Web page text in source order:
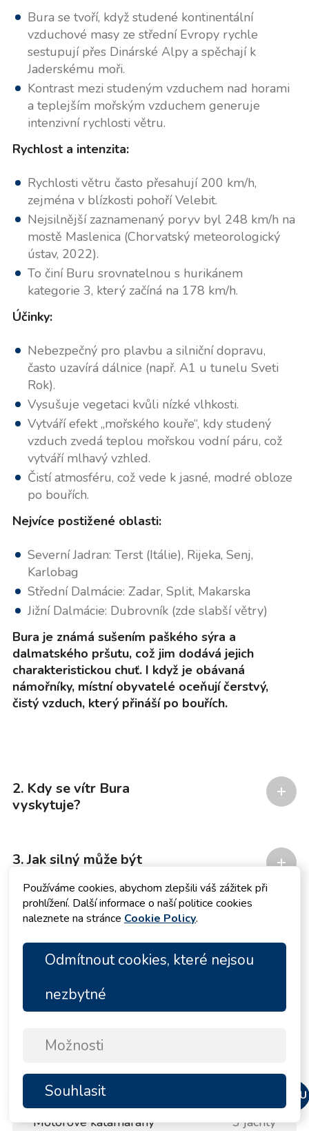
Bura se tvoří, když studené kontinentální
vzduchové masy ze střední Evropy rychle
sestupují přes Dinárské Alpy a spěchají k
Jaderskému moři.
Kontrast mezi studeným vzduchem nad horami
a teplejším mořským vzduchem generuje
intenzivní rychlosti větru.
Rychlost a intenzita:
Rychlosti větru často přesahují 200 km/h,
zejména v blízkosti pohoří Velebit.
Nejsilnější zaznamenaný poryv byl 248 km/h na
mostě Maslenica (Chorvatský meteorologický
ústav, 2022).
To činí Buru srovnatelnou s hurikánem
kategorie 3, který začíná na 178 km/h.
Účinky:
Nebezpečný pro plavbu a silniční dopravu,
často uzavírá dálnice (např. A1 u tunelu Sveti
Rok).
Vysušuje vegetaci kvůli nízké vlhkosti.
Vytváří efekt „mořského kouře“, kdy studený
vzduch zvedá teplou mořskou vodní páru, což
vytváří mlhavý vzhled.
Čistí atmosféru, což vede k jasné, modré obloze
po bouřích.
Nejvíce postižené oblasti:
Severní Jadran: Terst (Itálie), Rijeka, Senj,
Karlobag
Střední Dalmácie: Zadar, Split, Makarska
Jižní Dalmácie: Dubrovník (zde slabší větry)
Bura je známá sušením paškého sýra a
dalmatského pršutu, což jim dodává jejich
charakteristickou chuť. I když je obávaná
námořníky, místní obyvatelé oceňují čerstvý,
čistý vzduch, který přináší po bouřích.
2. Kdy se vítr Bura
vyskytuje?
3. Jak silný může být
Nabídky pronájmu
Plachetnice
278 jachty
Katamarány
Motorové lodě
Motorové katamarány
3 jachty
NAHORU
Používáme cookies, abychom zlepšili váš zážitek při
prohlížení. Další informace o naší politice cookies
naleznete na stránce Cookie Policy.
Odmítnout cookies, které nejsou
nezbytné
Možnosti
Souhlasit